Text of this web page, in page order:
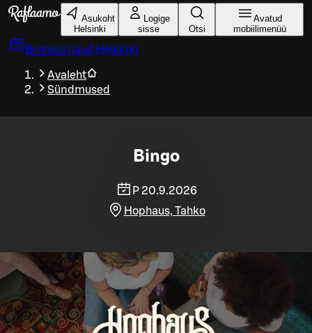
Liigu peamise sisu juurde
Asukoht
Helsinki
Logige
sisse
Otsi
Avatud
mobiilimenüü
Broneeri laud Helsinki
Avaleht
Sündmused
Bingo
P 20.9.2026
Hophaus, Tahko